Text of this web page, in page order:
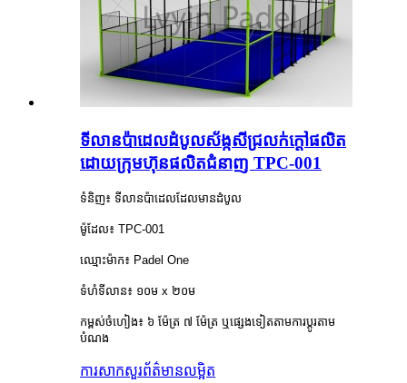
ទីលានប៉ាដេលដំបូលស័ង្កសីជ្រលក់ក្តៅផលិត
ដោយក្រុមហ៊ុនផលិតជំនាញ TPC-001
ទំនិញ៖ ទីលានប៉ាដេលដែលមានដំបូល
ម៉ូដែល៖ TPC-001
ឈ្មោះម៉ាក៖ Padel One
ទំហំទីលាន៖ ១០ម x ២០ម
កម្ពស់ចំហៀង៖ ៦ ម៉ែត្រ ៧ ម៉ែត្រ ឬផ្សេងទៀតតាមការប្ដូរតាម
បំណង
ការសាកសួរព័ត៌មានលម្អិត